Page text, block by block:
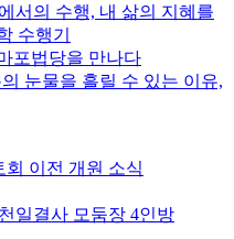
서의 수행, 내 삶의 지혜를
수행기
포법당을 만나다
눈물을 흘릴 수 있는 이유,
이전 개원 소식
일결사 모둠장 4인방